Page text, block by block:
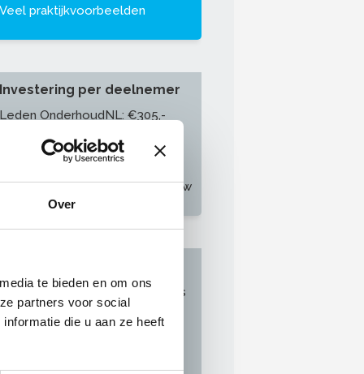
Over
te bieden en om ons
partners voor social
die u aan ze heeft
Veel praktijkvoorbeelden
Investering per deelnemer
Leden OnderhoudNL: €305,-
Niet-/aspirant-leden
OnderhoudNL: €349,-
prijzen zijn exclusief 21% btw
Let op: Per 1 september 2025 is
niet meer mogelijk om
voor deze training aan
> Kijk hier voor meer